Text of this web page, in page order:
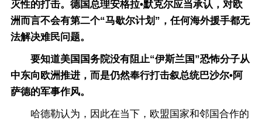
灭性的打击。德国总理安格拉•默克尔应当承认，对欧
洲而言不会有第二个“马歇尔计划”，任何海外援手都无
法解决难民问题。
要知道美国国务院没有阻止“伊斯兰国”恐怖分子从
中东向欧洲推进，而是仍然奉行打击叙总统巴沙尔•阿
萨德的军事作风。
哈德勒认为，因此在当下，欧盟国家和邻国合作的